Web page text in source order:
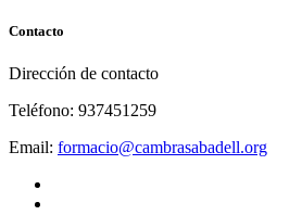
Contacto
Dirección de contacto
Teléfono: 937451259
Email: formacio@cambrasabadell.org